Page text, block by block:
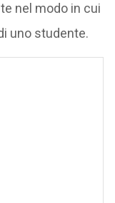
nel modo in cui
uno studente.